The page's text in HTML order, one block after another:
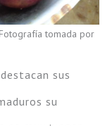
tomada por
sus
su